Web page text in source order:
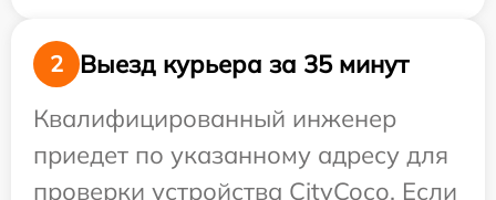
2
Выезд курьера за 35 минут
Квалифицированный инженер
приедет по указанному адресу для
проверки устройства CityCoco. Если